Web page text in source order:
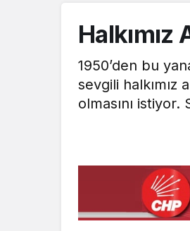
1950’den bu
sevgili
olmasını